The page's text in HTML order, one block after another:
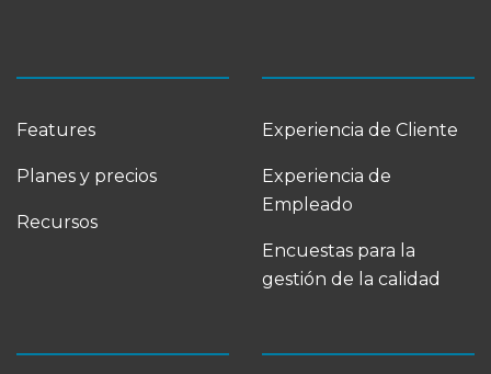
Features
Planes y precios
Recursos
Experiencia de Cliente
Experiencia de
Empleado
Encuestas para la
gestión de la calidad